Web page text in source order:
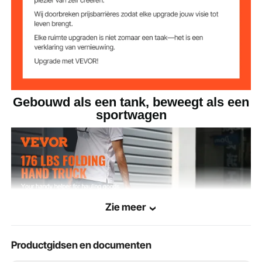
uitgevouwen
formaat (L x B x H)
Gebouwd als een tank, beweegt als een
sportwagen
Zie meer
Productgidsen en documenten